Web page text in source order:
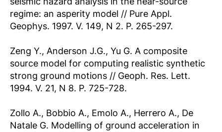
regime: an asperity model // Pure Appl.
Geophys. 1997. V. 149, N 2. P. 265-297.
Zeng Y., Anderson J.G., Yu G. A composite
source model for computing realistic synthetic
strong ground motions // Geoph. Res. Lett.
1994. V. 21, N 8. P. 725-728.
Zollo A., Bobbio A., Emolo A., Herrero A., De
Natale G. Modelling of ground acceleration in